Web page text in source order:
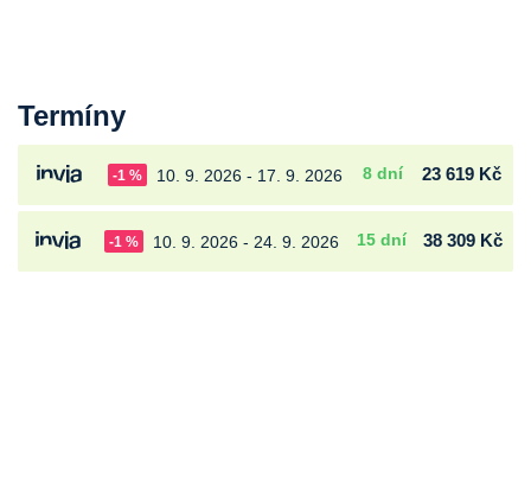
Termíny
-1 % 10. 9. 2026 - 17. 9. 2026 8 dní 23 619 Kč
-1 % 10. 9. 2026 - 24. 9. 2026 15 dní 38 309 Kč